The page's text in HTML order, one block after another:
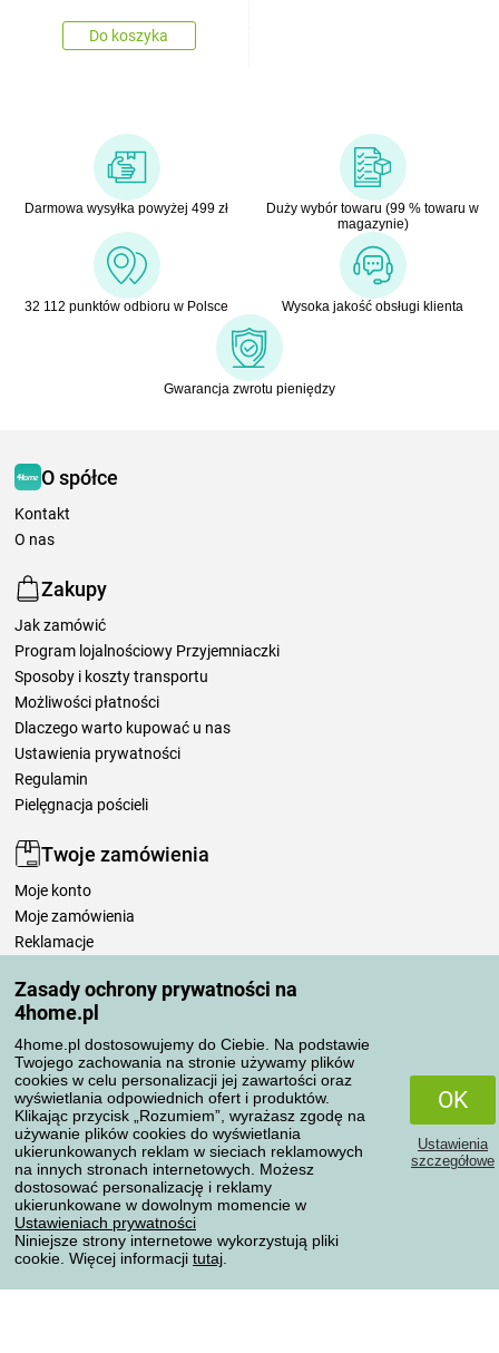
Zasady ochrony prywatności na
4home.pl
4home.pl dostosowujemy do Ciebie. Na podstawie
Twojego zachowania na stronie używamy plików
cookies w celu personalizacji jej zawartości oraz
wyświetlania odpowiednich ofert i produktów.
Klikając przycisk „Rozumiem”, wyrażasz zgodę na
używanie plików cookies do wyświetlania
ukierunkowanych reklam w sieciach reklamowych
na innych stronach internetowych. Możesz
dostosować personalizację i reklamy
ukierunkowane w dowolnym momencie w
Ustawieniach prywatności
Niniejsze strony internetowe wykorzystują pliki
cookie. Więcej informacji tutaj
OK
Ustawienia
szczegółowe
Do koszyka
Darmowa wysyłka powyżej 499 zł
Duży wybór towaru (99 % towaru w
magazynie)
32 112 punktów odbioru w Polsce Wysoka jakość obsługi klienta
Gwarancja zwrotu pieniędzy
O spółce
Kontakt
O nas
Zakupy
Jak zamówić
Program lojalnościowy Przyjemniaczki
Sposoby i koszty transportu
Możliwości płatności
Dlaczego warto kupować u nas
Ustawienia prywatności
Regulamin
Pielęgnacja pościeli
Twoje zamówienia
Moje konto
Moje zamówienia
Reklamacje
Zasady przetwarzania recenzji
Sposoby transportu
Metody płatności
Niezawodny sklep